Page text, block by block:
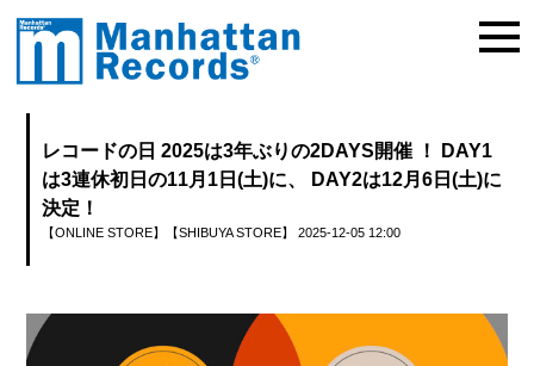
レコードの⽇ 2025は3年ぶりの2DAYS開催 ！ DAY1
は3連休初日の11月1日(土)に、 DAY2は12月6日(土)に
決定！
【ONLINE STORE】 【SHIBUYA STORE】 2025-12-05 12:00